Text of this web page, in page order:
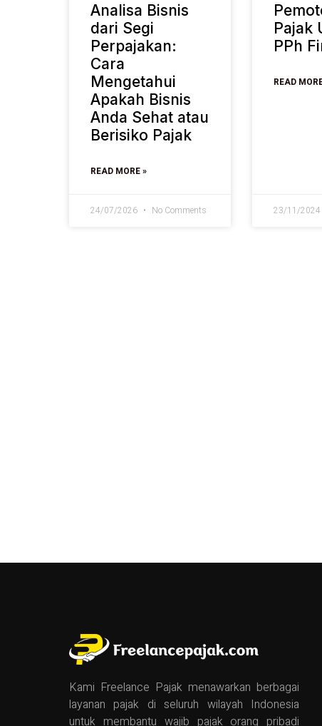
Analisa Bisnis
dari Segi
Perpajakan:
Cara
Mengetahui
Apakah Bisnis
Anda Sehat atau
Berisiko Pajak
READ MORE »
24/07/2026 No Comments
Pajak
PPh
READ
23/11/2024
Kami Freelance Pajak menawarkan berbagai
layanan pajak di seluruh wilayah Indonesia
untuk membantu wajib pajak orang pribadi